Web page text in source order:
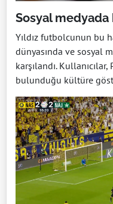
Sosyal
Yıldız futbolcunun bu
dünyasında ve sosyal
karşılandı.
bulunduğu kültüre